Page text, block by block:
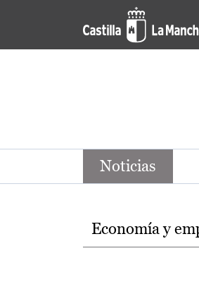
Pasar al contenido principal
Noticias de la
Noticias
Temas
Economía y